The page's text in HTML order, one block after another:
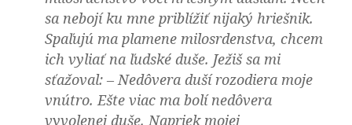
sa nebojí ku mne priblížiť nijaký hriešnik.
Spaľujú ma plamene milosrdenstva, chcem
ich vyliať na ľudské duše. Ježiš sa mi
sťažoval: – Nedôvera duší rozodiera moje
vnútro. Ešte viac ma bolí nedôvera
vyvolenej duše. Napriek mojej